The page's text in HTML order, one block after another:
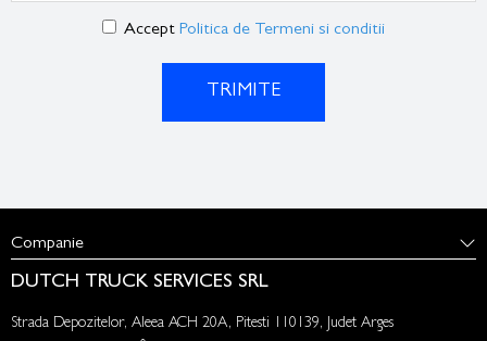
Accept Politica de Termeni si conditii
TRIMITE
Companie
DUTCH TRUCK SERVICES SRL
Strada Depozitelor, Aleea ACH 20A, Pitesti 110139, Judet Arges